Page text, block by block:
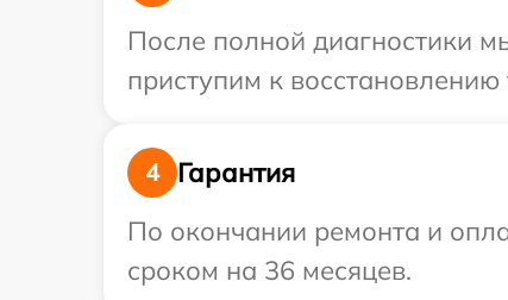
После полной диагностики
приступим к восстановлению
4
Гарантия
По окончании ремонта и
сроком на 36 месяцев.